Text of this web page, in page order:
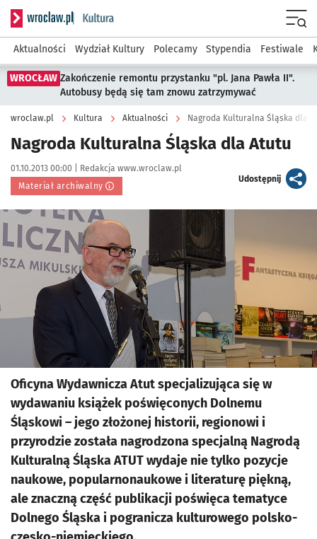
Serwis informacyjny wroclaw.pl podserwis: Kultura
Aktualności Wydział Kultury Polecamy Stypendia Festiwale
WROCŁAW Zakończenie remontu przystanku "pl. Jana Pawła II".
Autobusy będą się tam znowu zatrzymywać
wroclaw.pl Kultura Aktualności Nagroda Kulturalna Śląska dla
Nagroda Kulturalna Śląska dla Atutu
Data publikacji:
01.10.2013 00:00 | Autor:
Redakcja www.wroclaw.pl
Materiał archiwalny
Udostępnijartykuł
Kliknij, aby powiększyć
Oficyna Wydawnicza Atut specjalizująca się w
wydawaniu książek poświęconych Dolnemu
Śląskowi – jego złożonej historii, regionowi i
przyrodzie została nagrodzona specjalną Nagrodą
Kulturalną Śląska ATUT wydaje nie tylko pozycje
naukowe, popularnonaukowe i literaturę piękną,
ale znaczną część publikacji poświęca tematyce
Dolnego Śląska i pogranicza kulturowego polsko-